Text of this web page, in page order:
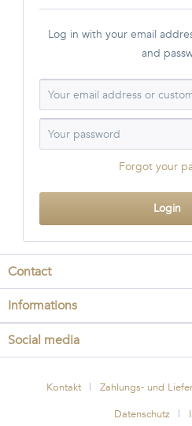
Log in with your email
and
Forgot your
Login
Contact
Informations
Social media
Kontakt Zahlungs- und
Datenschutz